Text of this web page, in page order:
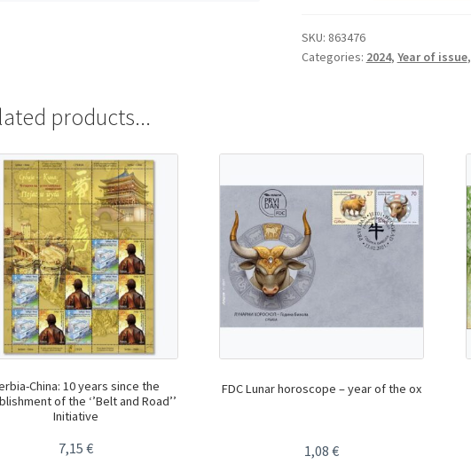
Лунарни
хороскоп
SKU: 863476
Categories: 2024, Year of issue,
products...
China: 10 years since the
of the ‘’Belt and Road’’
Initiative
7,15 €
FDC Lunar horoscope – year of the ox
1,08€